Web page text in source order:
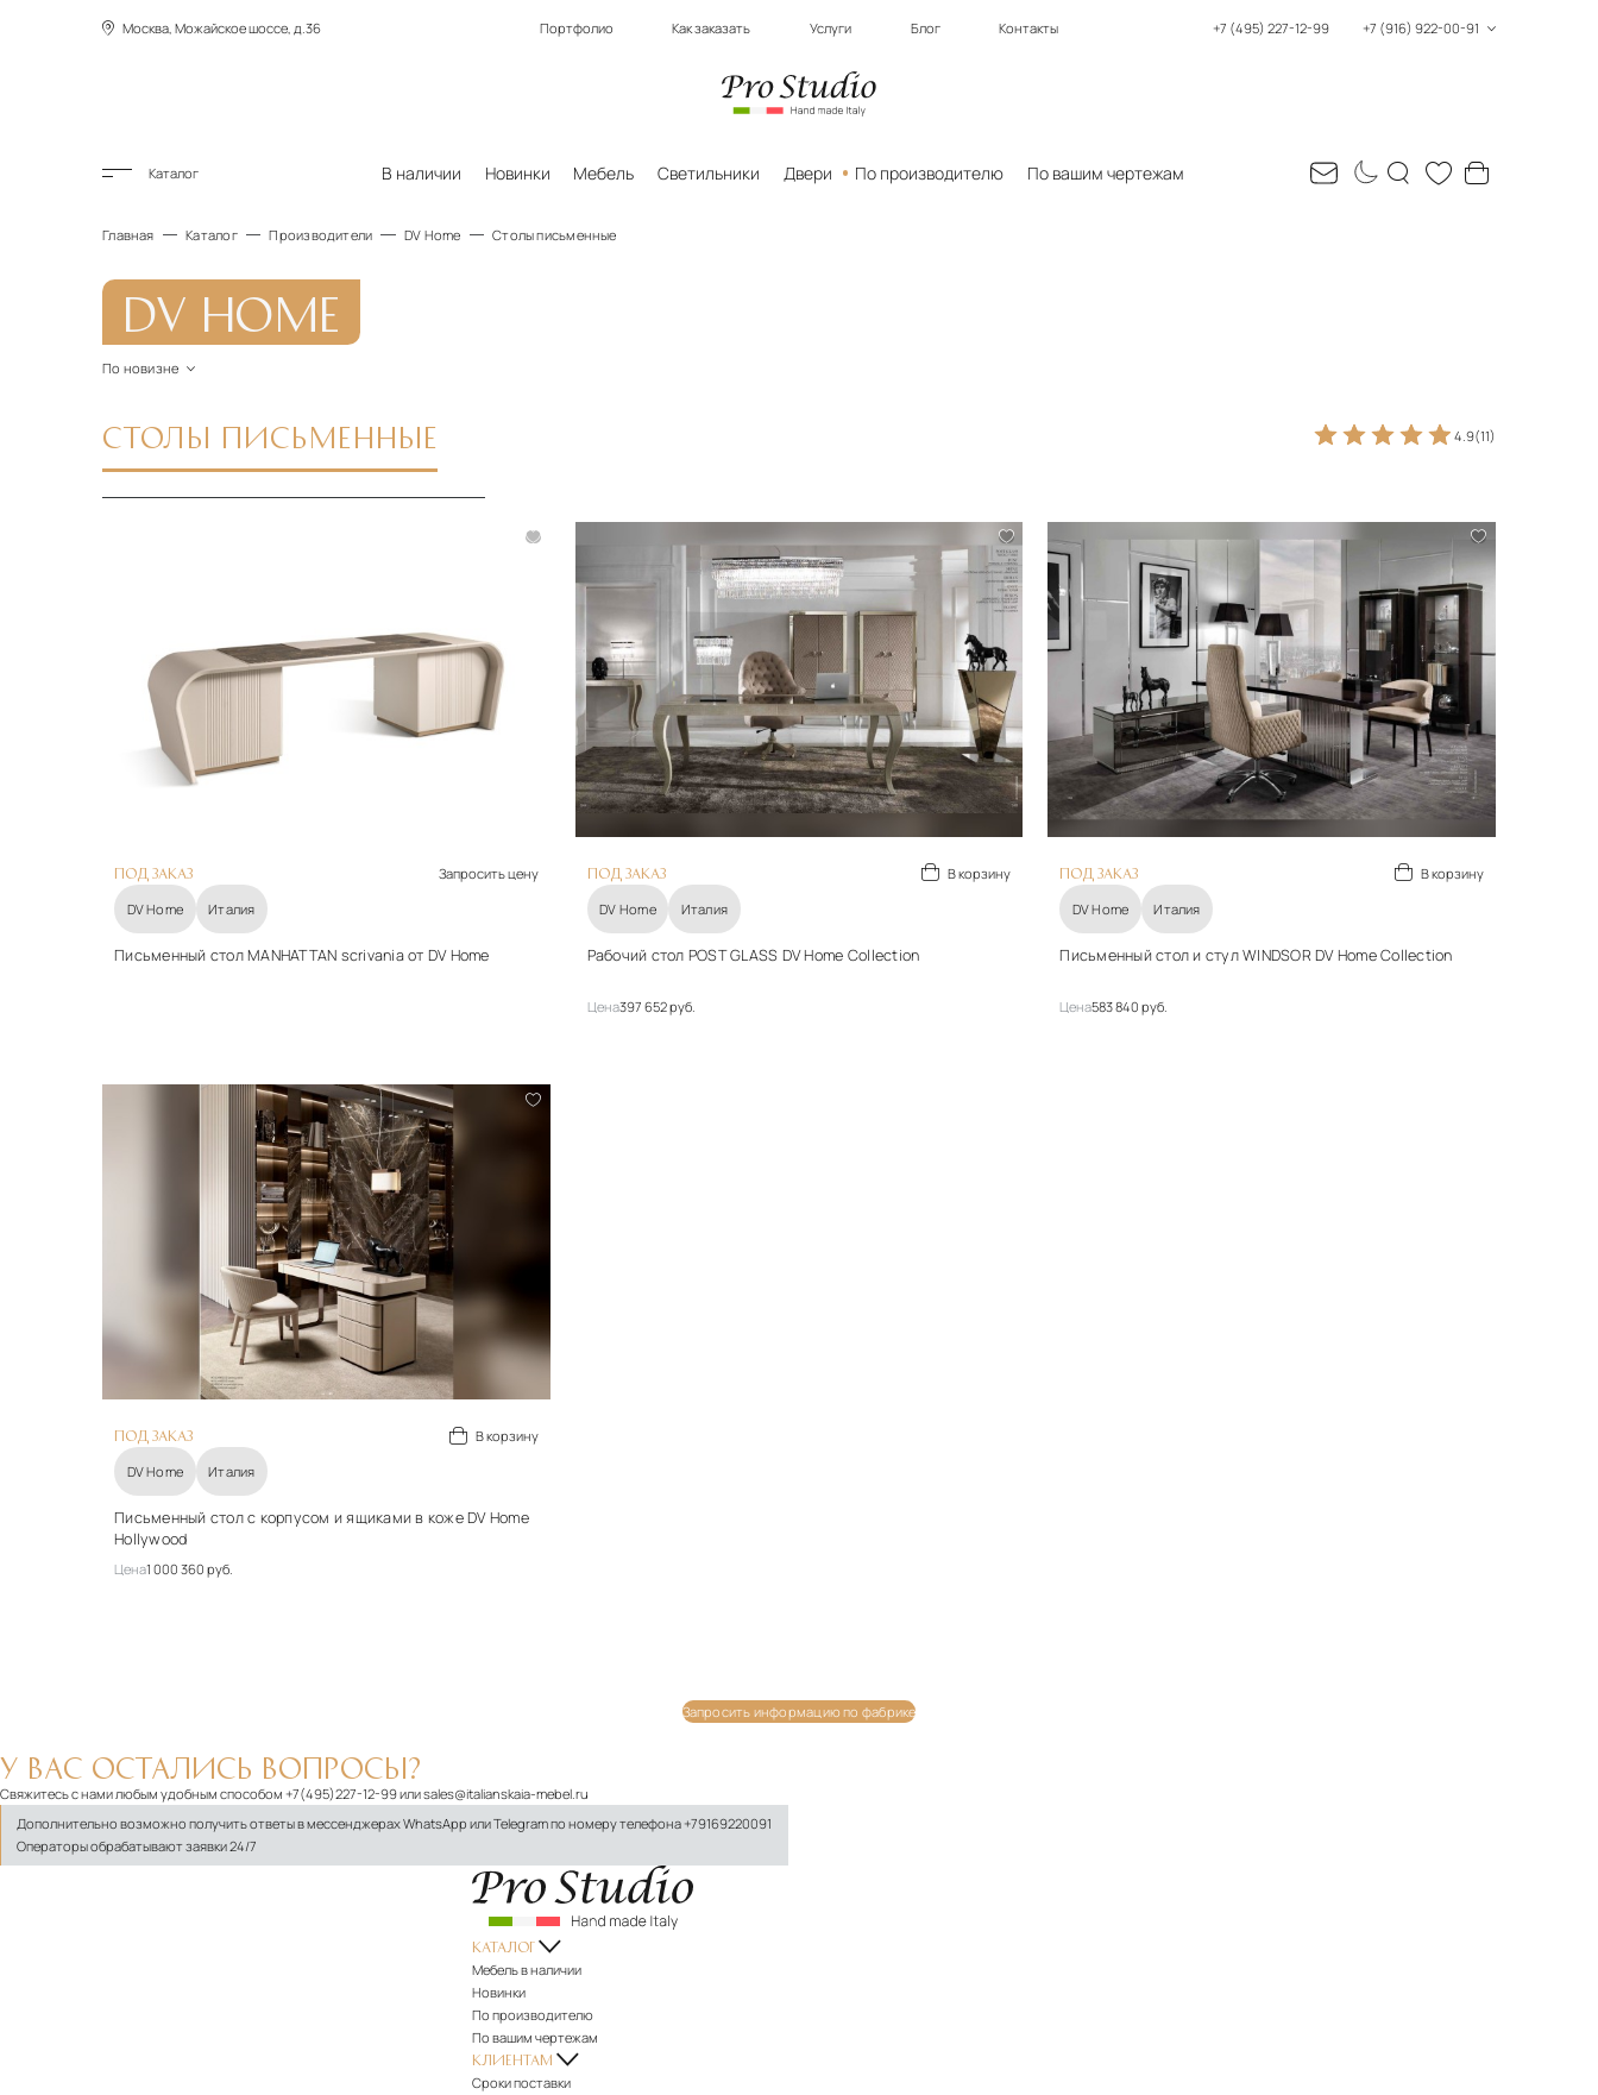
Москва, Можайское шоссе, д.36 Портфолио Как заказать Услуги Блог Контакты +7 (495) 227-12-99 +7 (916) 922-00-91
Каталог В наличии Новинки Мебель Светильники Двери По производителю По вашим чертежам
Главная Каталог Производители DV Home Столы письменные
DV HOME
По новизне
По цене по убыванию
СТОЛЫ ПИСЬМЕННЫЕ 4.9(11)
ПОД ЗАКАЗ
Запросить цену
DV Home
Италия
Письменный стол MANHATTAN scrivania от DV Home
ПОД ЗАКАЗ
В корзину
DV Home
Италия
Рабочий стол POST GLASS DV Home Collection
Цена397 652 руб.
ПОД ЗАКАЗ
В корзину
DV Home
Италия
Письменный стол и стул WINDSOR DV Home Collection
Цена583 840 руб.
ПОД ЗАКАЗ
В корзину
DV Home
Италия
Письменный стол с корпусом и ящиками в коже DV Home
Hollywood
Цена1 000 360 руб.
Запросить информацию по фабрике
У ВАС ОСТАЛИСЬ ВОПРОСЫ?
Свяжитесь с нами любым удобным способом +7(495)227-12-99илиsales@italianskaia-mebel.ru
Дополнительно возможно получить ответы в мессенджерах WhatsApp или Telegram по номеру телефона +79169220091
Операторы обрабатывают заявки 24/7
КАТАЛОГ
Мебель в наличии
Новинки
По производителю
По вашим чертежам
КЛИЕНТАМ
Сроки поставки